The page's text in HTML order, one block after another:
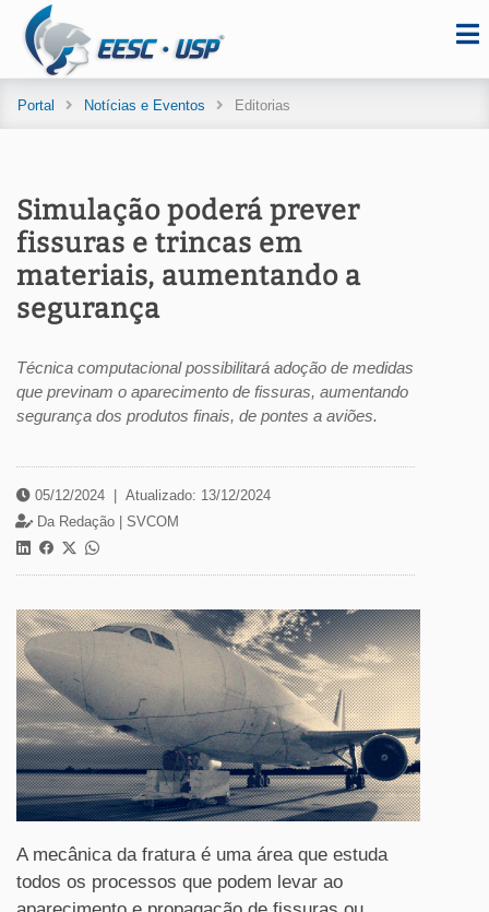
Portal Notícias e Eventos Editorias
Simulação poderá prever
fissuras e trincas em
materiais, aumentando a
segurança
Técnica computacional possibilitará adoção de medidas
que previnam o aparecimento de fissuras, aumentando
segurança dos produtos finais, de pontes a aviões.
05/12/2024
Atualizado: 13/12/2024
Da Redação | SVCOM
A mecânica da fratura é uma área que estuda
todos os processos que podem levar ao